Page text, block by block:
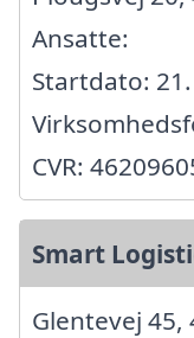
Ansatte:
Startdato:
CVR:
Smart
Glentevej 45,